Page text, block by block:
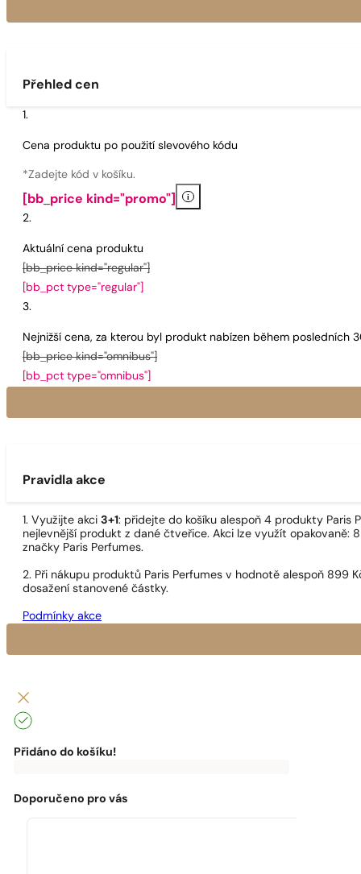
Přehled cen
Cena produktu po použití slevového kódu
*Zadejte kód v košíku.
[bb_price kind="promo"] i
Aktuální cena produktu
[bb_price kind="regular"]
[bb_pct type="regular"]
Nejnižší cena, za kterou byl produkt nabízen během posledních
[bb_price kind="omnibus"]
[bb_pct type="omnibus"]
Pravidla akce
1. Využijte akci 3+1: přidejte do košíku alespoň 4 produkty
nejlevnější produkt z dané čtveřice. Akci lze využít opakovaně:
značky Paris Perfumes.
2. Při nákupu produktů Paris Perfumes v hodnotě alespoň
dosažení stanovené částky.
Podmínky akce
Přidáno do košíku!
zdarma
chybí:
Doporučeno pro vás